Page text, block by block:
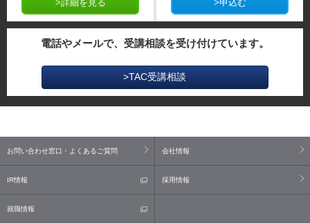
>詳細を見る >申込む
電話やメールで、受講相談を受け付けています。
>TAC受講相談
お問い合わせ窓口・よくあるご質問 会社情報
IR情報 採用情報
就職情報